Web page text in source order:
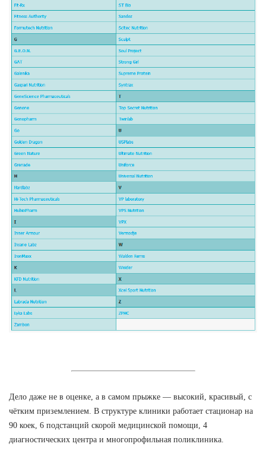
Дело даже не в оценке, а в самом прыжке — высокий, красивый, с
чётким приземлением. В структуре клиники работает стационар на
90 коек, 6 подстанций скорой медицинской помощи, 4
диагностических центра и многопрофильная поликлиника.